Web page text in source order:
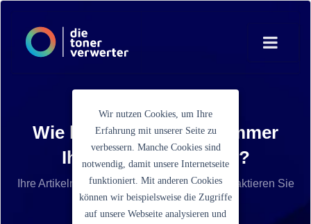
Wie lautet die Artikelnummer
Ihrer Tonerkartusche?
Ihre Artikelnummer ist nicht aufgelistet? Kontaktieren Sie
unseren Service.
Wir nutzen Cookies, um Ihre
Erfahrung mit unserer Seite zu
verbessern. Manche Cookies sind
notwendig, damit unsere Internetseite
funktioniert. Mit anderen Cookies
können wir beispielsweise die Zugriffe
auf unsere Webseite analysieren und